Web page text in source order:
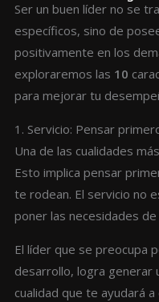
Ser un buen líder no se
específicos, sino de
positivamente en los
exploraremos las 10
para mejorar tu
1. Servicio: Pensar
Una de las cualidades
Esto implica pensar
te rodean. El servicio no
poner las necesidades
El líder que se preocupa
desarrollo, logra generar
cualidad que te ayudará